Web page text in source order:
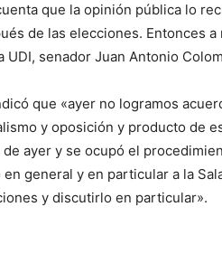
que la opinión pública lo
de las elecciones. Entonces a
senador Juan Antonio
que «ayer no logramos
y oposición y producto de
ayer y se ocupó el
general y en particular a la
y discutirlo en particular».